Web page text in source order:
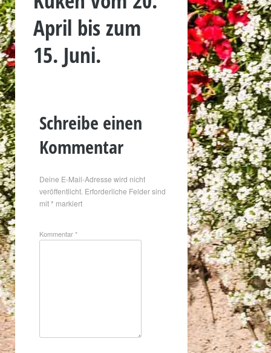
April bis zum
15. Juni.
Schreibe einen
Kommentar
Deine E-Mail-Adresse wird nicht
veröffentlicht. Erforderliche Felder sind
mit* markiert
Kommentar*